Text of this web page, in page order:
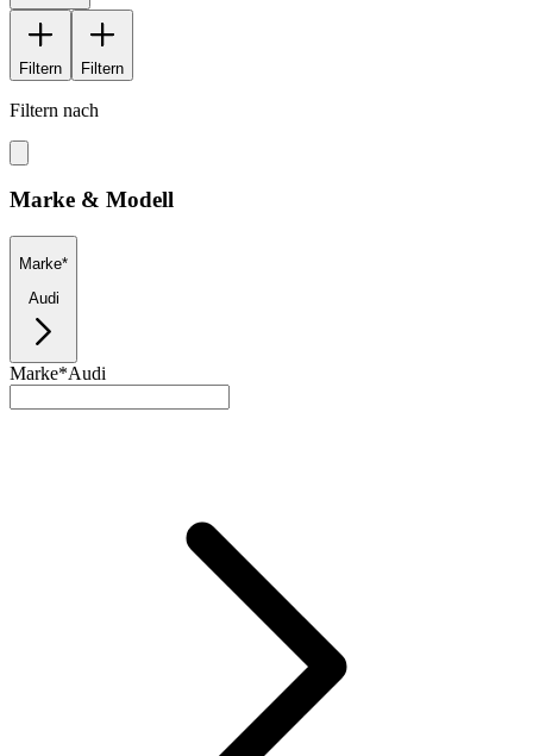
Filtern Filtern
Filtern nach
Marke & Modell
Marke*
Audi
Marke*Audi